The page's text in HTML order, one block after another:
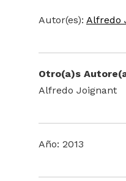
Autor(es): Alfredo
Otro(a)s
Alfredo Joignant
Año: 2013